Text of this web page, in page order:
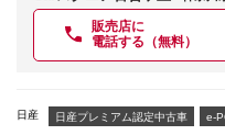
販売店に
電話する（無料）
日産 日産プレミアム認定中古車 e-